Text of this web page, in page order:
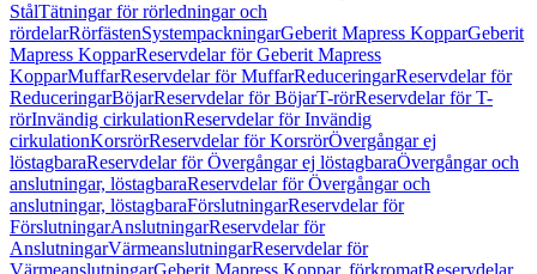
StålTätningar för rörledningar och
rördelarRörfästenSystempackningarGeberit Mapress KopparGeberit
Mapress KopparReservdelar för Geberit Mapress
KopparMuffarReservdelar för MuffarReduceringarReservdelar för
ReduceringarBöjarReservdelar för BöjarT-rörReservdelar för T-
rörInvändig cirkulationReservdelar för Invändig
cirkulationKorsrörReservdelar för KorsrörÖvergångar ej
löstagbaraReservdelar för Övergångar ej löstagbaraÖvergångar och
anslutningar, löstagbaraReservdelar för Övergångar och
anslutningar, löstagbaraFörslutningarReservdelar för
FörslutningarAnslutningarReservdelar för
AnslutningarVärmeanslutningarReservdelar för
VärmeanslutningarGeberit Mapress Koppar, förkromatReservdelar